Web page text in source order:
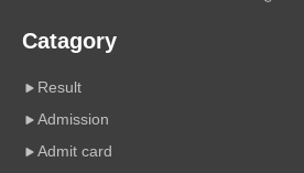
Catagory
Result
Admission
Admit card